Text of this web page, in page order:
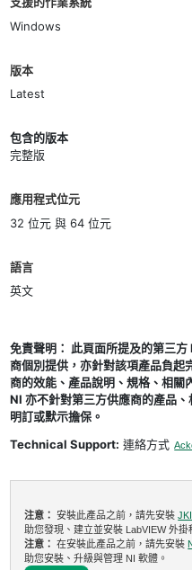
Windows
版本
Latest
包含的版本
完整版
應用程式位元
32 位元 與 64 位元
語言
英文
免責聲明： 此頁面所提及的第三
商個別提供，亦針對該項產品負起
商的效能、產品說明、規格、相關
NI 亦不針對第三方供應商的產品
明訂或默示擔保。
Technical Support: 連絡方式
注意：安裝此產品之前，請先安裝
助您發現、建立並安裝 LabVIEW 外掛
注意：在安裝此產品之前，請先安裝
助您安裝、升級與管理 NI 軟體。